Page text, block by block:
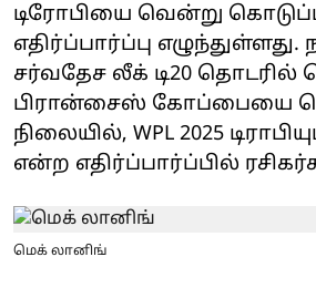
டிரோபியை வென்று
எதிர்ப்பார்ப்பு
சர்வதேச லீக் டி20 தொடரில்
பிரான்சைஸ் கோப்பையை
நிலையில், WPL 2025
என்ற எதிர்ப்பார்ப்பில்
மெக் லானிங்